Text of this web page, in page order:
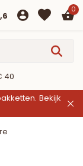
0
40
Bekijk